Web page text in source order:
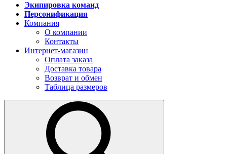
Экипировка команд
Персонификация
Компания
О компании
Контакты
Интернет-магазин
Оплата заказа
Доставка товара
Возврат и обмен
Таблица размеров